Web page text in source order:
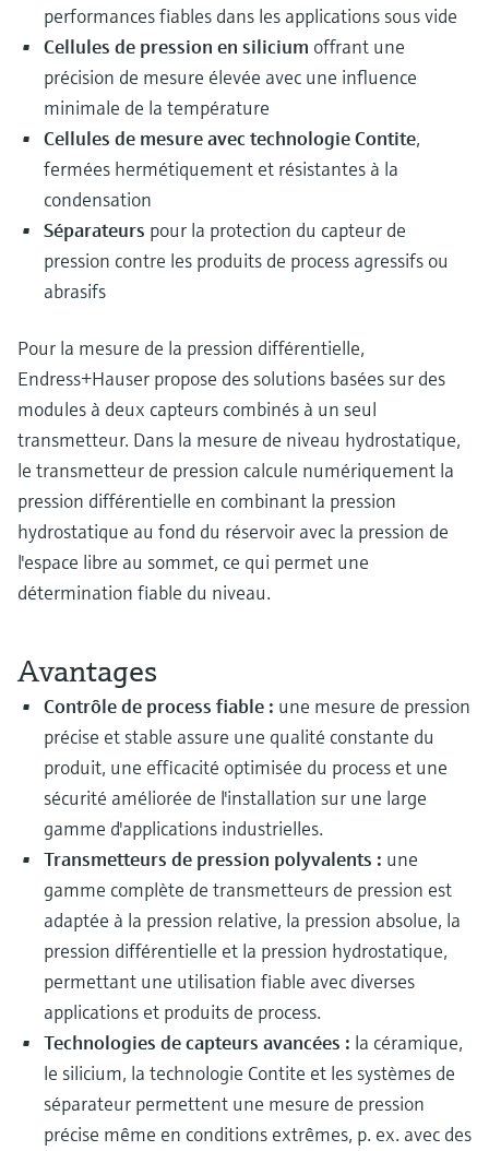
performances fiables dans les applications sous vide
Cellules de pression en silicium offrant une
précision de mesure élevée avec une influence
minimale de la température
Cellules de mesure avec technologie Contite,
fermées hermétiquement et résistantes à la
condensation
Séparateurs pour la protection du capteur de
pression contre les produits de process agressifs ou
abrasifs
Pour la mesure de la pression différentielle,
Endress+Hauser propose des solutions basées sur des
modules à deux capteurs combinés à un seul
transmetteur. Dans la mesure de niveau hydrostatique,
le transmetteur de pression calcule numériquement la
pression différentielle en combinant la pression
hydrostatique au fond du réservoir avec la pression de
l'espace libre au sommet, ce qui permet une
détermination fiable du niveau.
Avantages
Contrôle de process fiable : une mesure de pression
précise et stable assure une qualité constante du
produit, une efficacité optimisée du process et une
sécurité améliorée de l'installation sur une large
gamme d'applications industrielles.
Transmetteurs de pression polyvalents : une
gamme complète de transmetteurs de pression est
adaptée à la pression relative, la pression absolue, la
pression différentielle et la pression hydrostatique,
permettant une utilisation fiable avec diverses
applications et produits de process.
Technologies de capteurs avancées : la céramique,
le silicium, la technologie Contite et les systèmes de
séparateur permettent une mesure de pression
précise même en conditions extrêmes, p. ex. avec des